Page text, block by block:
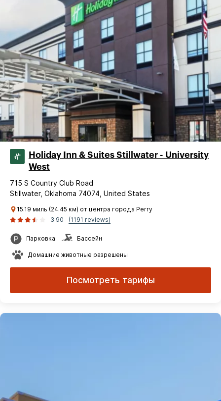
Holiday Inn & Suites Stillwater - University
West
715 S Country Club Road
Stillwater, Oklahoma 74074, United States
15.19 миль (24.45 км) от центра города Perry
3.90
(1191 reviews)
Парковка Бассейн
Домашние животные разрешены
Посмотреть тарифы